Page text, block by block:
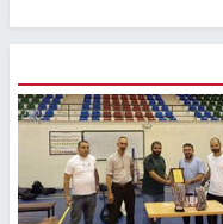
عن الطعام، إلى
إداريين وهم: سلطان